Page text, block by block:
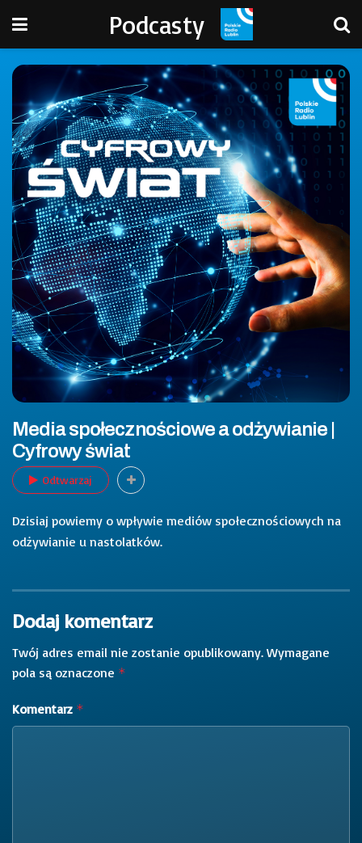
Podcasty
Media społecznościowe a odżywianie |
Cyfrowy świat
Odtwarzaj
Dzisiaj powiemy o wpływie mediów społecznościowych na
odżywianie u nastolatków.
Dodaj komentarz
Twój adres email nie zostanie opublikowany. Wymagane
pola są oznaczone *
Komentarz *